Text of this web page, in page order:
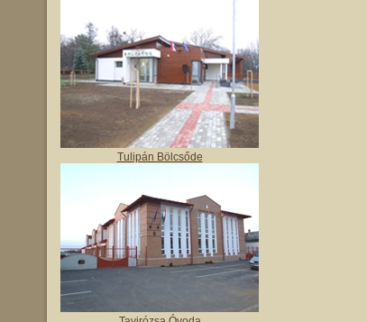
Tulipán Bölcsőde